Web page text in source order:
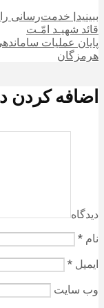
ببینید| خدمت‌رسانی
قائد شهیـد امّـت
هرمزگان
اضافه کردن
دیدگاه
نام *
ایمیل *
وب‌ سایت